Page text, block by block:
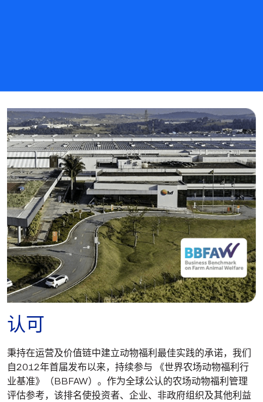
认可
秉持在运营及价值链中建立动物福利最佳实践的承诺，我们
自2012年首届发布以来，持续参与 《世界农场动物福利行
业基准》（BBFAW）。作为全球公认的农场动物福利管理
评估参考，该排名使投资者、企业、非政府组织及其他利益